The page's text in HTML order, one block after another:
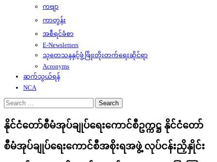
ကဗျာ
ကာတွန်း
အစီရင်ခံစာ
E-Newsletters
သုတေသနနှင့်ဖွံ့ဖြိုးတိုးတက်ရေးဆိုင်ရာ
Acronyms
ဆက်သွယ်ရန်
NCA
Search
for:
နိုင်ငံတော်စီမံအုပ်ချုပ်ရေးကောင်စီဥက္ကဋ္ဌ နိုင်ငံတော်
စီမံအုပ်ချုပ်ရေးကောင်စီအစိုးရအဖွဲ့ လုပ်ငန်းညှိနှိုင်း